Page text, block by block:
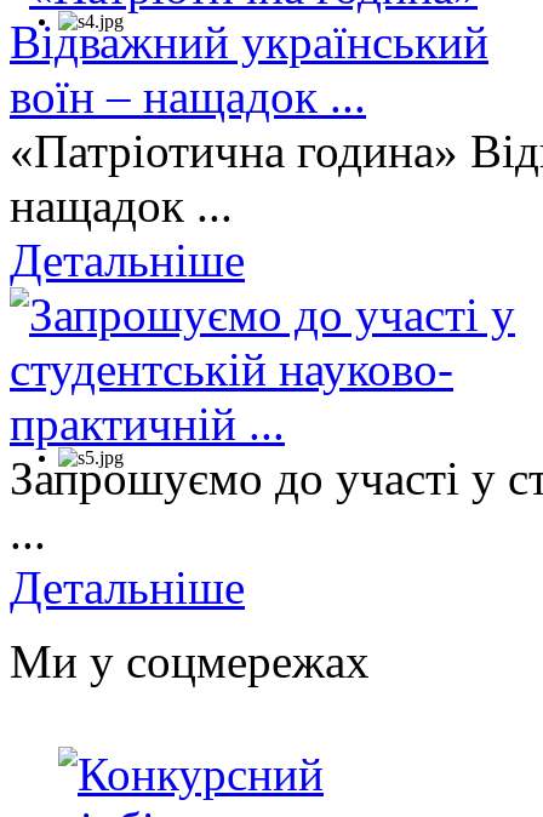
«Патріотична година»
нащадок ...
Детальніше
Запрошуємо до участі у
...
Детальніше
Ми у соцмережах